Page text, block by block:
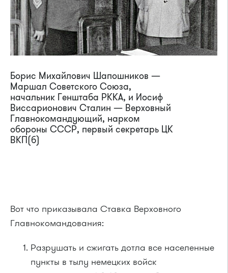
Борис Михайлович Шапошников —
Маршал Советского Союза,
начальник Генштаба РККА, и Иосиф
Виссарионович Сталин — Верховный
Главнокомандующий, нарком
обороны СССР, первый секретарь ЦК
ВКП(б)
Вот что приказывала Ставка Верховного
Главнокомандования:
Разрушать и сжигать дотла все населенные
пункты в тылу немецких войск